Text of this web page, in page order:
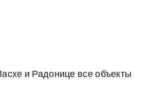
и Радонице все объекты